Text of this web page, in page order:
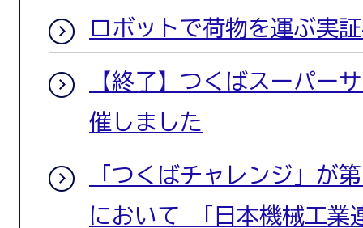
ロボットで荷物を運ぶ実
【終了】つくばスーパー
催しました
「つくばチャレンジ」が
において 「日本機械工業